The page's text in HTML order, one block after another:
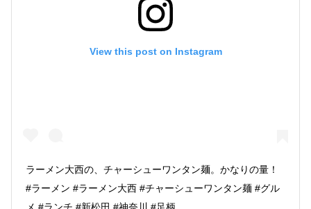
View this post on Instagram
ラーメン大西の、チャーシューワンタン麺。かなりの量！
#ラーメン #ラーメン大西 #チャーシューワンタン麺 #グル
メ #ランチ #新松田 #神奈川 #足柄